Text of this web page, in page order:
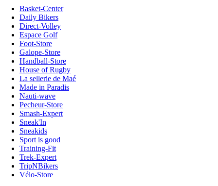
Basket-Center
Daily Bikers
Direct-Volley
Espace Golf
Foot-Store
Galope-Store
Handball-Store
House of Rugby
La sellerie de Maé
Made in Paradis
Nauti-wave
Pecheur-Store
Smash-Expert
Sneak'In
Sneakids
Sport is good
Training-Fit
Trek-Expert
TripNBikers
Vélo-Store